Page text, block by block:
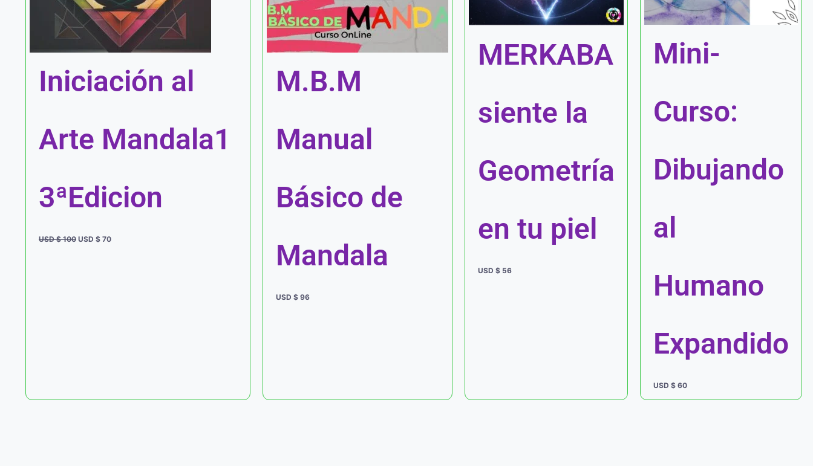
Iniciación al
Arte Mandala1
3ªEdicion
USD $100 USD $ 70
M.B.M
Manual
Básico de
Mandala
USD $ 96
MERKABA
siente la
Geometría
en tu piel
USD $ 56
Mini-
Curso:
Dibujando
al
Humano
Expandido
USD $ 60